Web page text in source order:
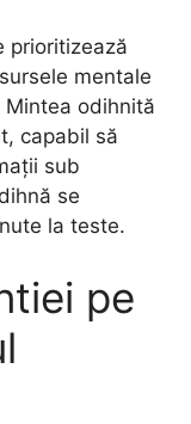
prioritizează
mentale
odihnită
capabil să
sub
se
la teste.
pe